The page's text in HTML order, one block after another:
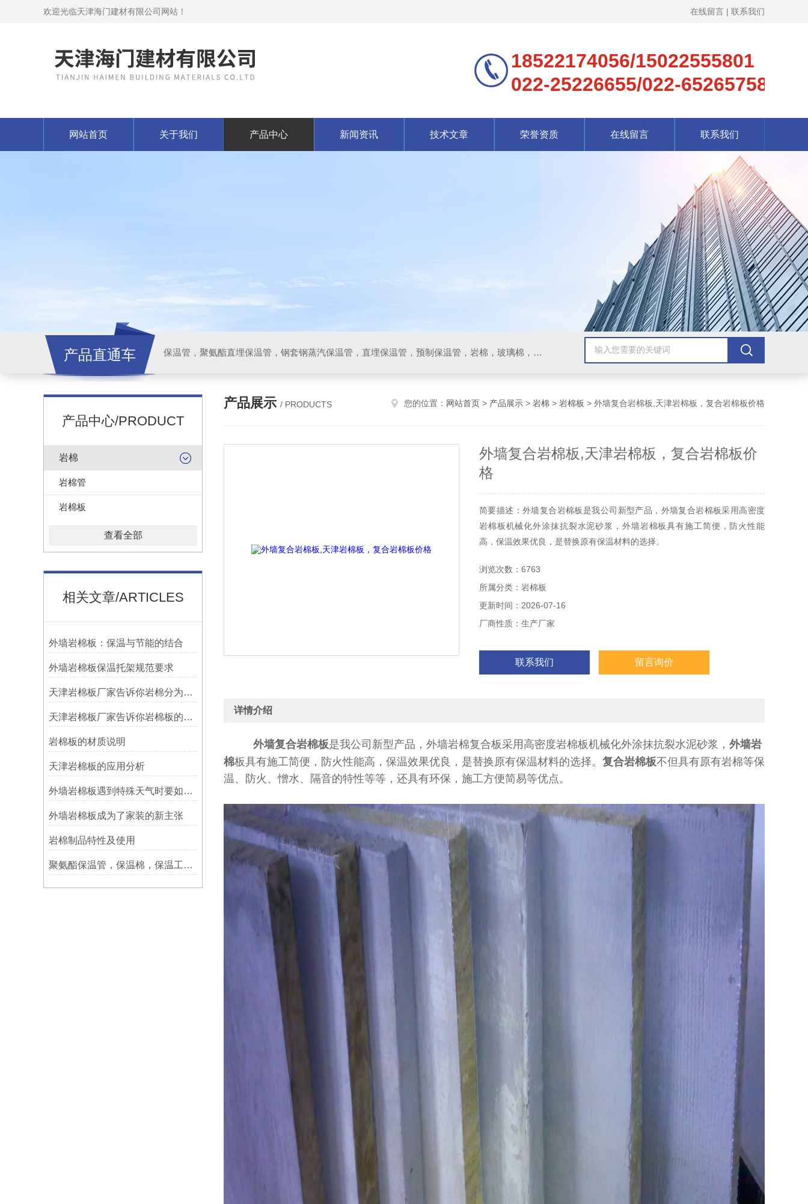
欢迎光临天津海门建材有限公司网站！ 在线留言 | 联系我们
18522174056/15022555801
022-25226655/022-65265758
网站首页 关于我们 产品中心 新闻资讯 技术文章 荣誉资质 在线留言 联系我们
产品直通车 保温管，聚氨酯直埋保温管，钢套钢蒸汽保温管，直埋保温管，预制保温管，岩棉，玻璃棉，硅酸铝，硅酸盐，保温被，防腐保温工程
产品中心/PRODUCT
岩棉
岩棉管
岩棉板
查看全部
相关文章/ARTICLES
外墙岩棉板：保温与节能的结合
外墙岩棉板保温托架规范要求
天津岩棉板厂家告诉你岩棉分为哪几种
天津岩棉板厂家告诉你岩棉板的防火等级一般是多少
岩棉板的材质说明
天津岩棉板的应用分析
外墙岩棉板遇到特殊天气时要如何保证施工
外墙岩棉板成为了家装的新主张
岩棉制品特性及使用
聚氨酯保温管，保温棉，保温工程生产设备
产品展示 / PRODUCTS 您的位置： 网站首页 > 产品展示 > 岩棉 > 岩棉板 > 外墙复合岩棉板,天津岩棉板，复合岩棉板价格
外墙复合岩棉板,天津岩棉板，复合岩棉板价
格
简要描述：外墙复合岩棉板是我公司新型产品，外墙复合岩棉板采用高密度
岩棉板机械化外涂抹抗裂水泥砂浆，外墙岩棉板具有施工简便，防火性能
高，保温效果优良，是替换原有保温材料的选择。
浏览次数：6763
所属分类：岩棉板
更新时间：2026-07-16
厂商性质：生产厂家
联系我们 留言询价
详情介绍
外墙复合岩棉板是我公司新型产品，外墙岩棉复合板采用高密度岩棉板机械化外涂抹抗裂水泥砂浆， 外墙岩
棉板具有施工简便，防火性能高，保温效果优良，是替换原有保温材料的选择。 复合岩棉板不但具有原有岩棉等保
温、防火、憎水、隔音的特性等等，还具有环保，施工方便简易等优点。